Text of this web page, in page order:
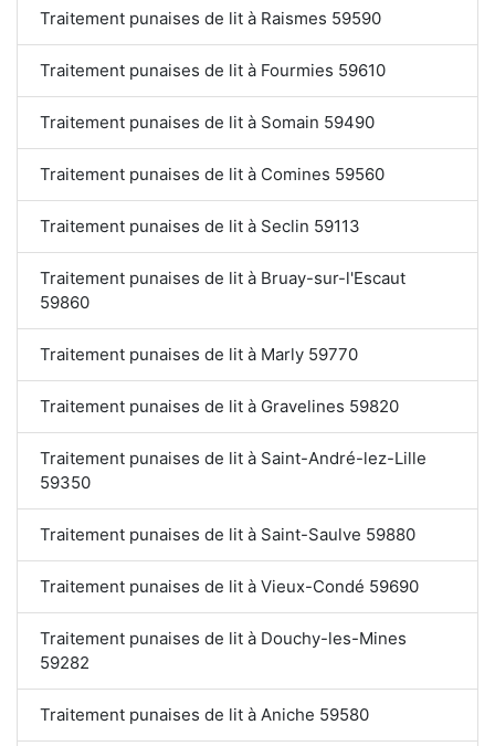
Traitement punaises de lit à Raismes 59590
Traitement punaises de lit à Fourmies 59610
Traitement punaises de lit à Somain 59490
Traitement punaises de lit à Comines 59560
Traitement punaises de lit à Seclin 59113
Traitement punaises de lit à Bruay-sur-l'Escaut
59860
Traitement punaises de lit à Marly 59770
Traitement punaises de lit à Gravelines 59820
Traitement punaises de lit à Saint-André-lez-Lille
59350
Traitement punaises de lit à Saint-Saulve 59880
Traitement punaises de lit à Vieux-Condé 59690
Traitement punaises de lit à Douchy-les-Mines
59282
Traitement punaises de lit à Aniche 59580